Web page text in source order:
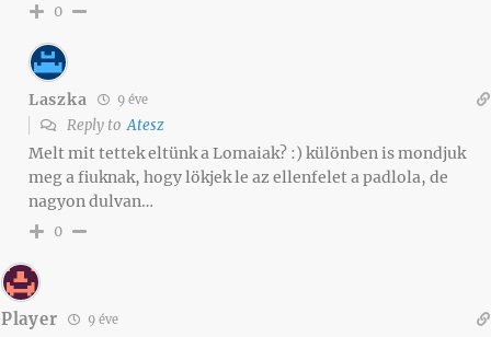
0
Laszka 9 éve
Reply toAtesz
Melt mit tettek eltünk a Lomaiak? :) különben is mondjuk
meg a fiuknak, hogy lökjek le az ellenfelet a padlola, de
nagyon dulvan…
0
Player 9 éve